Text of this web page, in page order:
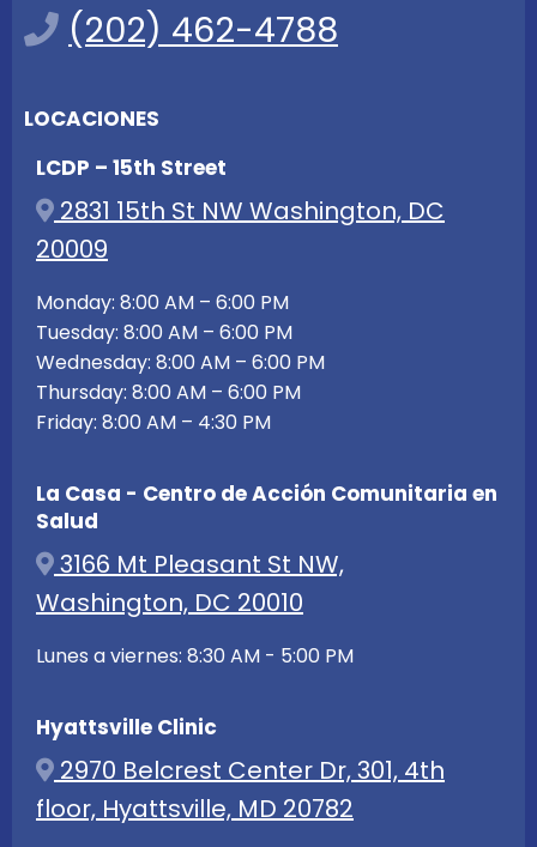
(202) 462-4788
LOCACIONES
LCDP – 15th Street
2831 15th St NW Washington, DC
20009
Monday: 8:00 AM – 6:00 PM
Tuesday: 8:00 AM – 6:00 PM
Wednesday: 8:00 AM – 6:00 PM
Thursday: 8:00 AM – 6:00 PM
Friday: 8:00 AM – 4:30 PM
La Casa - Centro de Acción Comunitaria en
Salud
3166 Mt Pleasant St NW,
Washington, DC 20010
Lunes a viernes: 8:30 AM - 5:00 PM
Hyattsville Clinic
2970 Belcrest Center Dr, 301, 4th
floor, Hyattsville, MD 20782